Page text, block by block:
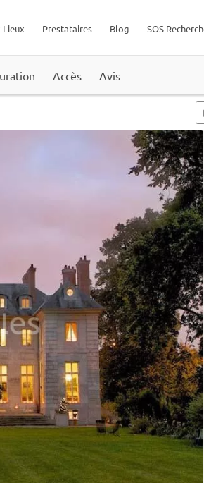
SOS
Blog
Prestataires
Lieux
Accès Avis